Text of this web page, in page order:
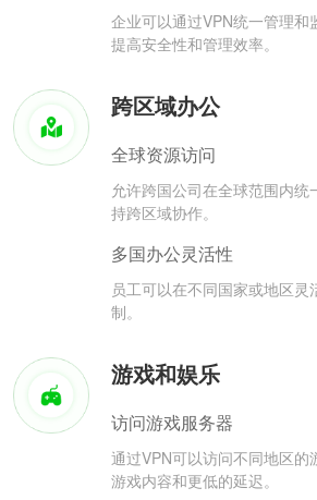
企业可以通过VPN统一管理和
提高安全性和管理效率。
跨区域办公
全球资源访问
允许跨国公司在全球范围内统
持跨区域协作。
多国办公灵活性
员工可以在不同国家或地区灵
制。
游戏和娱乐
访问游戏服务器
通过VPN可以访问不同地区的
游戏内容和更低的延迟。